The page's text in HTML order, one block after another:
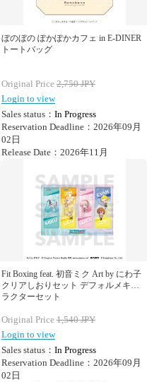
ぼのぼの ぽかぽかカフェ in E-DINER
トートバッグ
Original Price 2,750JPY
Login to view
Sales status： In Progress
Reservation Deadline：2026年09月
02日
Release Date：2026年11月
Fit Boxing feat. 初音ミク Art by にわ子
クリアしおりセット デフォルメキャ
ラクターセット
Original Price 1,540JPY
Login to view
Sales status： In Progress
Reservation Deadline：2026年09月
02日